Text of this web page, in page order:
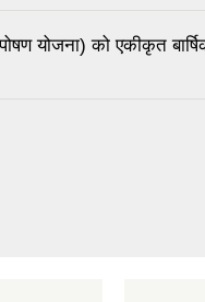
योजना) को एकीकृत